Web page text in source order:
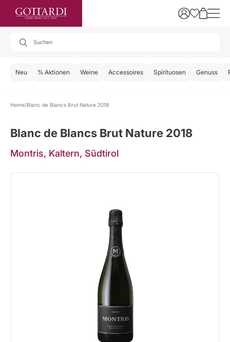
Neu % Aktionen Weine Accessoires Spirituosen Genuss
Home Blanc de Blancs Brut Nature 2018
Blanc de Blancs Brut Nature 2018
Montris, Kaltern, Südtirol